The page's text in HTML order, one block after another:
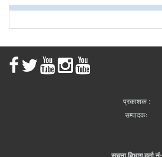
प्रकाशक :
सम्पादकः